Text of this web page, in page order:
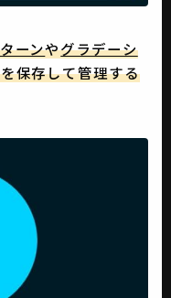
ーンやグラデーシ
保存して管理する